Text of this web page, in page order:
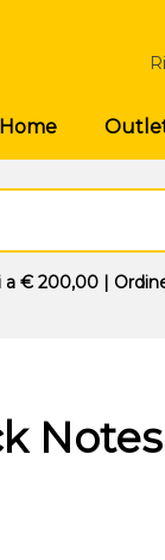
Home
a € 200,00|